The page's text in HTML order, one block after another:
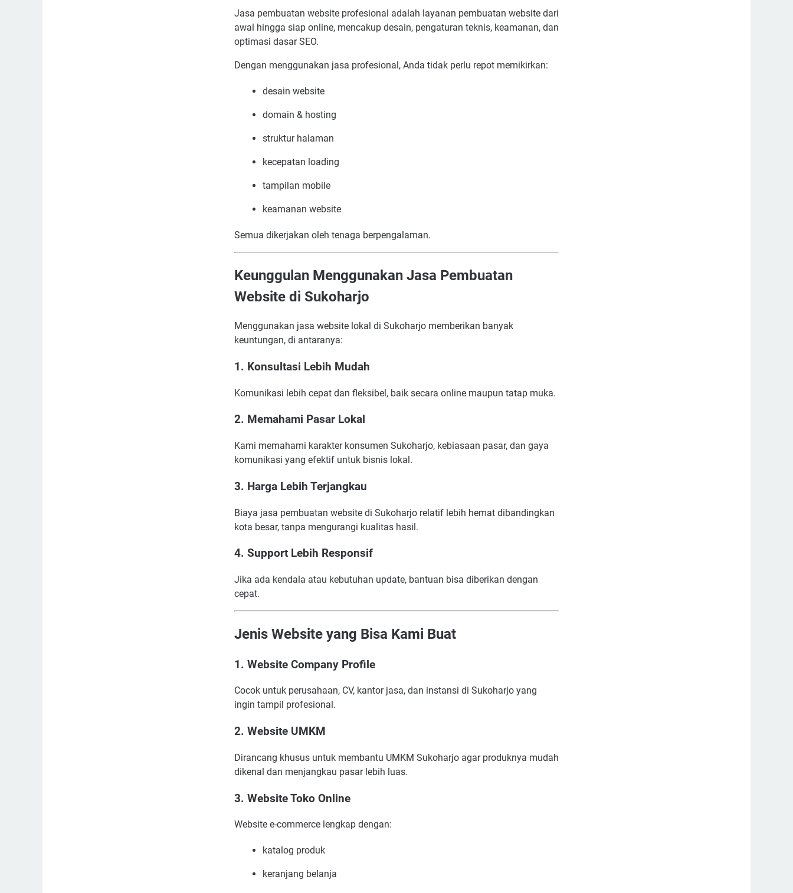
Jasa pembuatan website profesional adalah layanan pembuatan website dari
awal hingga siap online, mencakup desain, pengaturan teknis, keamanan, dan
optimasi dasar SEO.
Dengan menggunakan jasa profesional, Anda tidak perlu repot memikirkan:
desain website
domain & hosting
struktur halaman
kecepatan loading
tampilan mobile
keamanan website
Semua dikerjakan oleh tenaga berpengalaman.
Keunggulan Menggunakan Jasa Pembuatan
Website di Sukoharjo
Menggunakan jasa website lokal di Sukoharjo memberikan banyak
keuntungan, di antaranya:
1. Konsultasi Lebih Mudah
Komunikasi lebih cepat dan fleksibel, baik secara online maupun tatap muka.
2. Memahami Pasar Lokal
Kami memahami karakter konsumen Sukoharjo, kebiasaan pasar, dan gaya
komunikasi yang efektif untuk bisnis lokal.
3. Harga Lebih Terjangkau
Biaya jasa pembuatan website di Sukoharjo relatif lebih hemat dibandingkan
kota besar, tanpa mengurangi kualitas hasil.
4. Support Lebih Responsif
Jika ada kendala atau kebutuhan update, bantuan bisa diberikan dengan
cepat.
Jenis Website yang Bisa Kami Buat
1. Website Company Profile
Cocok untuk perusahaan, CV, kantor jasa, dan instansi di Sukoharjo yang
ingin tampil profesional.
2. Website UMKM
Dirancang khusus untuk membantu UMKM Sukoharjo agar produknya mudah
dikenal dan menjangkau pasar lebih luas.
3. Website Toko Online
Website e-commerce lengkap dengan:
katalog produk
keranjang belanja